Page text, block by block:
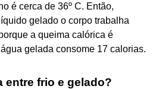
é cerca de 36º C. Então,
gelado o corpo trabalha
a queima calórica é
gelada consome 17 calorias.
entre frio e gelado?